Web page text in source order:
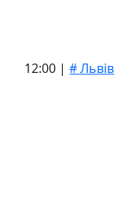
12:00 |# Львів